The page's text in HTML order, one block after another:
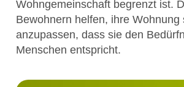
Wohngemeinschaft begrenzt ist.
Bewohnern helfen, ihre Wohnung
anzupassen, dass sie den
Menschen entspricht.